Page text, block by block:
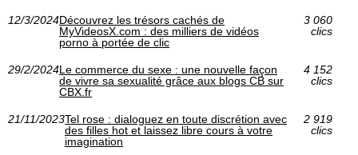
12/3/2024Découvrez les trésors cachés de
MyVideosX.com : des milliers de vidéos
porno à portée de clic
3 060
clics
29/2/2024Le commerce du sexe : une nouvelle façon
de vivre sa sexualité grâce aux blogs CB sur
CBX.fr
4 152
clics
21/11/2023Tel rose : dialoguez en toute discrétion avec
des filles hot et laissez libre cours à votre
imagination
2 919
clics